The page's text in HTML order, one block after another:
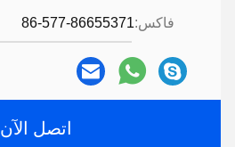
فاكس:86-577-86655371
اتصل الآن